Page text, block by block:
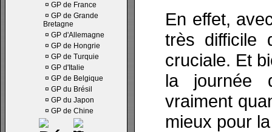
¤ GP de France
¤ GP de Grande
Bretagne
¤ GP d'Allemagne
¤ GP de Hongrie
¤ GP de Turquie
¤ GP d'Italie
¤ GP de Belgique
¤ GP du Brésil
¤ GP du Japon
¤ GP de Chine
En effet,
très difficile
cruciale. Et
la journée
vraiment
mieux pour